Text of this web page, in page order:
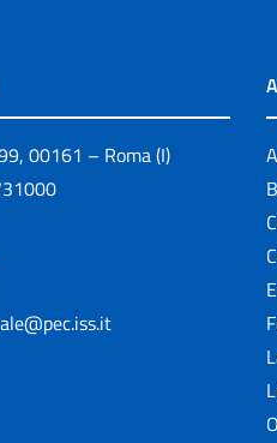
00161 – Roma (I)